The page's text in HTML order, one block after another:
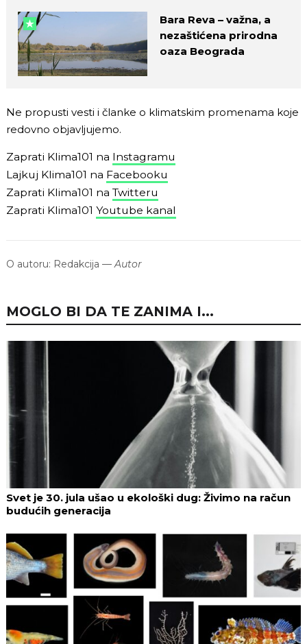
Bara Reva – važna, a
nezaštićena prirodna
oaza Beograda
Ne propusti vesti i članke o klimatskim promenama koje
redovno objavljujemo.
Zaprati Klima101 na Instagramu
Lajkuj Klima101 na Facebooku
Zaprati Klima101 na Twitteru
Zaprati Klima101 Youtube kanal
O autoru: Redakcija — Autor
MOGLO BI DA TE ZANIMA I...
Svet je 30. jula ušao u ekološki dug: Živimo na račun
budućih generacija